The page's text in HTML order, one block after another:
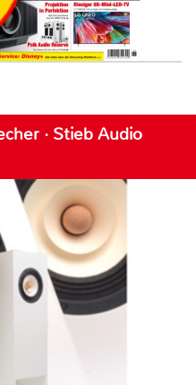
· Stieb Audio